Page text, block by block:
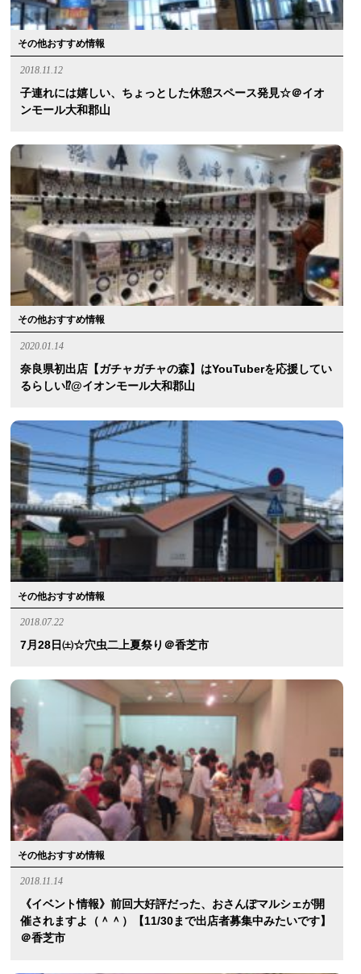
その他おすすめ情報
2018.11.12
子連れには嬉しい、ちょっとした休憩スペース発見☆＠イオ
ンモール大和郡山
その他おすすめ情報
2020.01.14
奈良県初出店【ガチャガチャの森】はYouTuberを応援してい
るらしい⁉︎@イオンモール大和郡山
その他おすすめ情報
2018.07.22
7月28日㈯☆穴虫二上夏祭り＠香芝市
その他おすすめ情報
2018.11.14
《イベント情報》前回大好評だった、おさんぽマルシェが開
催されますよ（＾＾）【11/30まで出店者募集中みたいです】
＠香芝市